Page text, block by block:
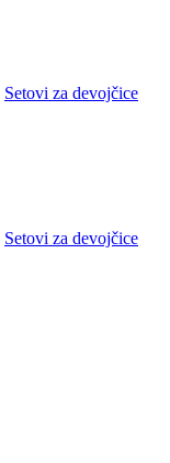
Setovi za devojčice
Setovi za devojčice